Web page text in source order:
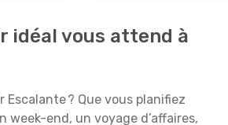
idéal vous attend à
Escalante ? Que vous planifiez
week-end, un voyage d’affaires,